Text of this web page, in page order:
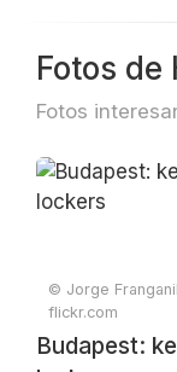
Fotos de
Fotos
© Jorge
flickr.com
Budapest: